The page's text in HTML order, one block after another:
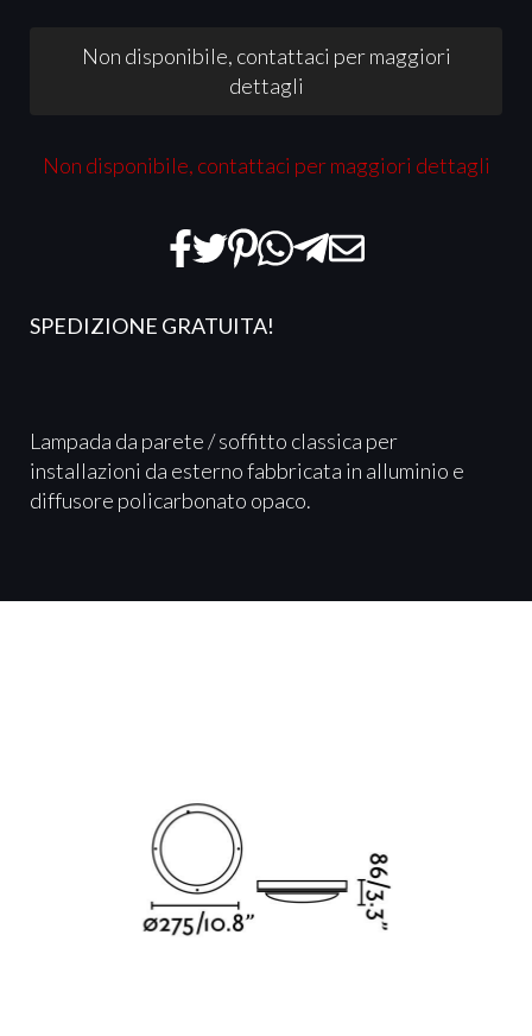
Non disponibile, contattaci per maggiori
dettagli
Non disponibile, contattaci per maggiori dettagli
SPEDIZIONE GRATUITA!
Lampada da parete / soffitto classica per
installazioni da esterno fabbricata in alluminio e
diffusore policarbonato opaco.